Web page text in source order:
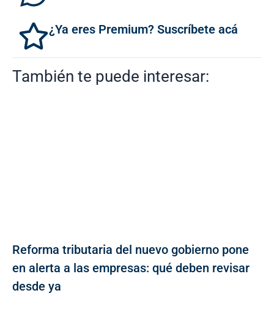
¿Ya eres Premium? Suscríbete acá
También te puede interesar:
Reforma tributaria del nuevo gobierno pone
en alerta a las empresas: qué deben revisar
desde ya